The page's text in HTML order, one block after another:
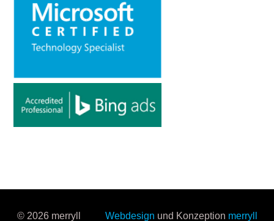
© 2026 merryll Webdesign und Konzeption merryll